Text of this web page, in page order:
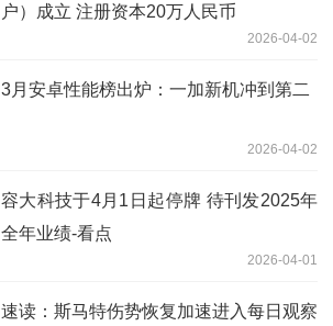
户）成立 注册资本20万人民币
2026-04-02
3月安卓性能榜出炉：一加新机冲到第二
2026-04-02
容大科技于4月1日起停牌 待刊发2025年
全年业绩-看点
2026-04-01
速读：斯马特伤势恢复加速进入每日观察